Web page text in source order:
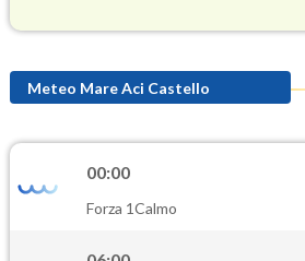
(Ozono)
(Diossido di azoto)
Meteo Mare Aci Castello
00:00
Forza 1Calmo